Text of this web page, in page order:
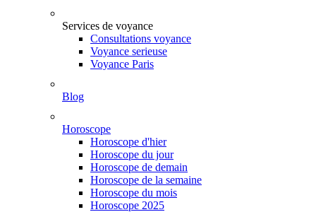
Services de voyance
Consultations voyance
Voyance serieuse
Voyance Paris
Blog
Horoscope
Horoscope d'hier
Horoscope du jour
Horoscope de demain
Horoscope de la semaine
Horoscope du mois
Horoscope 2025